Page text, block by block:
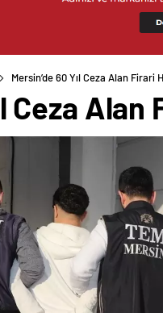
Mersin’de 60 Yıl Ceza Alan Firari
Ceza